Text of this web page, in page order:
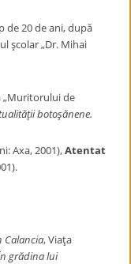
de 20 de ani, după
şcolar „Dr. Mihai
„Muritorului de
botoşănene.
Axa, 2001),Atentat
Calancia, Viaţa
grădina lui